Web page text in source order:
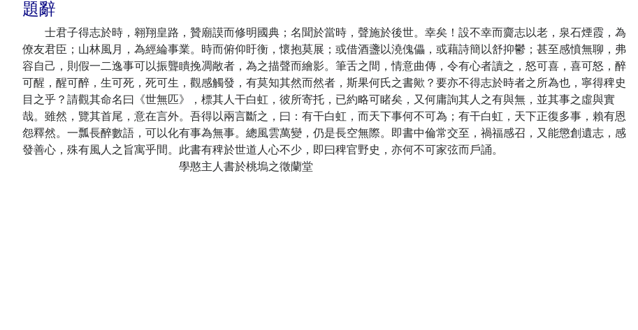
題辭
士君子得志於時，翱翔皇路，贊廟謨而修明國典；名聞於當時，聲施於後世。幸矣！設不幸而齎志以老，泉石煙霞，為
僚友君臣；山林風月，為經綸事業。時而俯仰盱衡，懷抱莫展；或借酒盞以澆傀儡，或藉詩簡以舒抑鬱；甚至感憤無聊，弗
容自己，則假一二逸事可以振聾瞶挽凋敞者，為之描聲而繪影。筆舌之間，情意曲傳，令有心者讀之，怒可喜，喜可怒，醉
可醒，醒可醉，生可死，死可生，觀感觸發，有莫知其然而然者，斯果何氏之書歟？要亦不得志於時者之所為也，寧得稗史
目之乎？請觀其命名曰《世無匹》，標其人干白虹，彼所寄托，已約略可睹矣，又何庸詢其人之有與無，並其事之虛與實
哉。雖然，覽其首尾，意在言外。吾得以兩言斷之，曰：有干白虹，而天下事何不可為；有干白虹，天下正復多事，賴有恩
怨釋然。一瓢長醉數語，可以化有事為無事。總風雲萬變，仍是長空無際。即書中倫常交至，禍福感召，又能懲創遺志，感
發善心，殊有風人之旨寓乎間。此書有稗於世道人心不少，即曰稗官野史，亦何不可家弦而戶誦。
學憨主人書於桃塢之徵蘭堂